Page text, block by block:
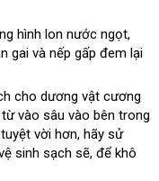
hình lon nước ngọt,
gai khuyến
và nếp gấp đem lại
cho dương vật cương
vào sâu vào bên trong
vời hơntổng
hợp
, hãy sử
sinh sạch nhập
sẽthống
, xưởng
để khô